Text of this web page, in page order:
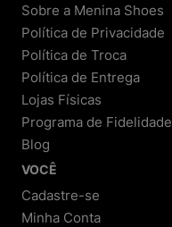
Sobre a Menina Shoes
Política de Privacidade
Política de Troca
Política de Entrega
Lojas Físicas
Programa de Fidelidade
Blog
VOCÊ
Cadastre-se
Minha Conta